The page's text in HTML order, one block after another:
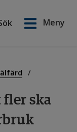
Meny
ska